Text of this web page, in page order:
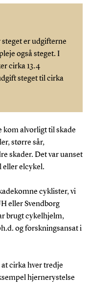
er udgifterne
også steget. I
cirka 13.4
steget til cirka
kom alvorligt til skade
større sår,
skader. Det var uanset
eller elcykel.
cyklister, vi
eller Svendborg
brugt cykelhjelm,
og forskningsansat i
cirka hver tredje
hjernerystelse